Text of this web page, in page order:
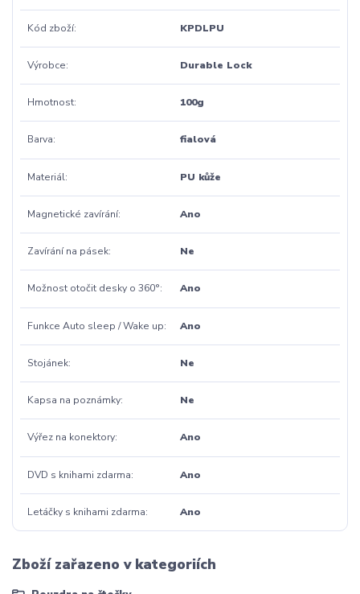
Kód zboží KPDLPU
Výrobce Durable Lock
Hmotnost 100g
Barva fialová
Materiál PU kůže
Magnetické zavírání Ano
Zavírání na pásek Ne
Možnost otočit desky o 360° Ano
Funkce Auto sleep / Wake up Ano
Stojánek Ne
Kapsa na poznámky Ne
Výřez na konektory Ano
DVD s knihami zdarma Ano
Letáčky s knihami zdarma Ano
Zboží zařazeno v kategoriích